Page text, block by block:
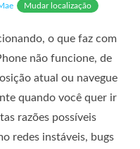
Mudar localização
o que faz com
não funcione, de
atual ou navegue
quando você quer ir
razões possíveis
redes instáveis, bugs